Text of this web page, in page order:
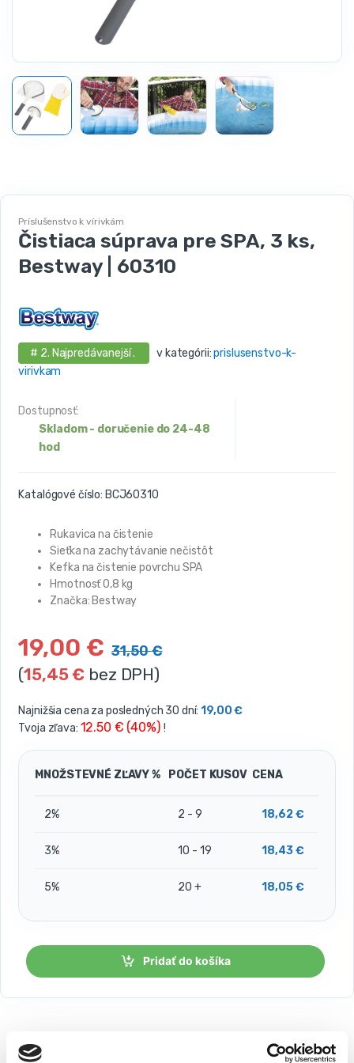
Príslušenstvo k vírivkám
Čistiaca súprava pre SPA, 3 ks,
Bestway | 60310
# 2. Najpredávanejší . v kategórii:prislusenstvo-k-
virivkam
Dostupnosť:
Skladom - doručenie do 24-48
hod
Katalógové číslo: BCJ60310
Rukavica na čistenie
Sieťka na zachytávanie nečistôt
Kefka na čistenie povrchu SPA
Hmotnosť 0,8 kg
Značka: Bestway
19,00 € 31,50€
(15,45€ bez DPH)
Najnižšia cena za posledných 30 dní:19,00 €
Tvoja zľava: 12.50 € (40%) !
MNOŽSTEVNÉ ZĽAVY % POČET KUSOV CENA
2% 2 - 9 18,62€
3% 10 - 19 18,43€
5% 20 + 18,05€
Pridať do košíka